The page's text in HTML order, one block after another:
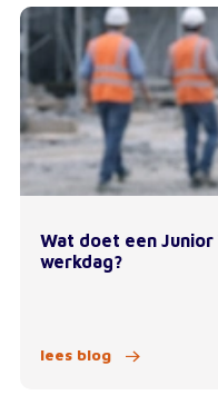
Wat doet een
werkdag?
lees blog